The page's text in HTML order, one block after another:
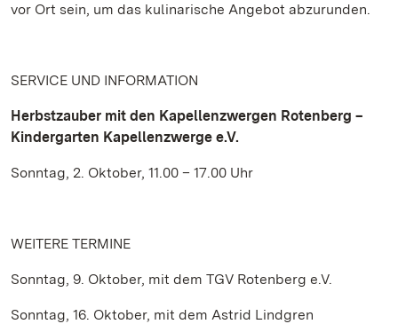
vor Ort sein, um das kulinarische Angebot abzurunden.
SERVICE UND INFORMATION
Herbstzauber mit den Kapellenzwergen Rotenberg –
Kindergarten Kapellenzwerge e.V.
Sonntag, 2. Oktober, 11.00 – 17.00 Uhr
WEITERE TERMINE
Sonntag, 9. Oktober, mit dem TGV Rotenberg e.V.
Sonntag, 16. Oktober, mit dem Astrid Lindgren